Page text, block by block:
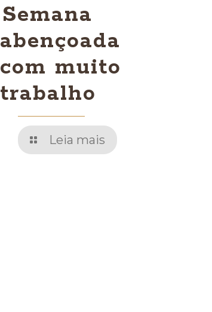
Semana
abençoada
com muito
trabalho
Leia mais